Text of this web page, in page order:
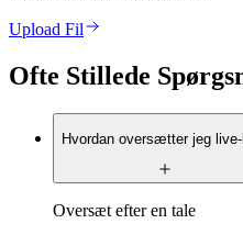
Upload Fil
Ofte Stillede
Hvordan oversætter jeg
Oversæt efter en tale